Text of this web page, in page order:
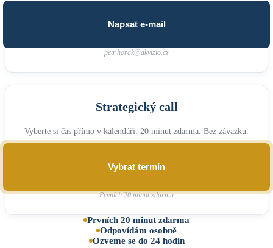
Napsat e-mail
petr.horak@akvizio.cz
Strategický call
Vyberte si čas přímo v kalendáři. 20 minut zdarma. Bez závazku.
Vybrat termín
Prvních 20 minut zdarma
Prvních 20 minut zdarma
Odpovídám osobně
Ozveme se do 24 hodin